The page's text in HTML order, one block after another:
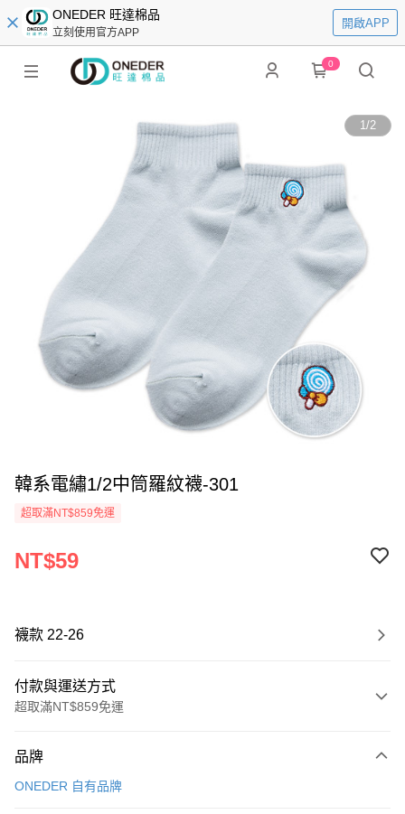
ONEDER 旺達棉品
立刻使用官方APP
開啟APP
0
1/2
韓系電繡1/2中筒羅紋襪-301
超取滿NT$859免運
NT$59
襪款 22-26
付款與運送方式
超取滿NT$859免運
信用卡一次付款
品牌
ONEDER 自有品牌